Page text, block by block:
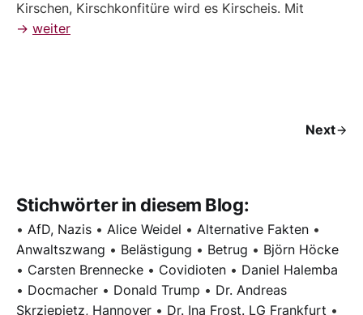
Kirschen, Kirschkonfitüre wird es Kirscheis. Mit
→ weiter
Next
Stichwörter in diesem Blog:
• AfD, Nazis • Alice Weidel • Alternative Fakten •
Anwaltszwang • Belästigung • Betrug • Björn Höcke
• Carsten Brennecke • Covidioten • Daniel Halemba
• Docmacher • Donald Trump • Dr. Andreas
Skrziepietz, Hannover • Dr. Ina Frost. LG Frankfurt •